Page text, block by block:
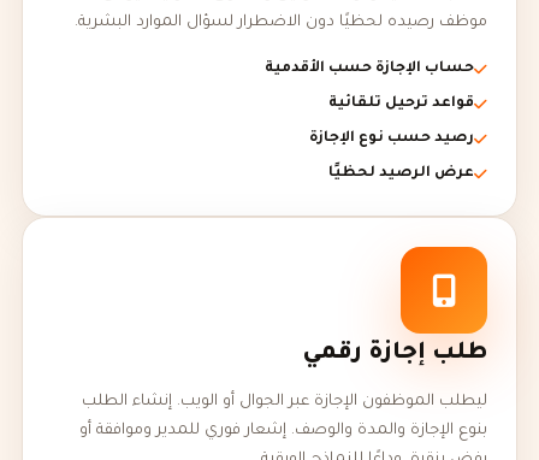
موظف رصيده لحظيًا دون الاضطرار لسؤال الموارد البشرية.
حساب الإجازة حسب الأقدمية
قواعد ترحيل تلقائية
رصيد حسب نوع الإجازة
عرض الرصيد لحظيًا
طلب إجازة رقمي
ليطلب الموظفون الإجازة عبر الجوال أو الويب. إنشاء الطلب
بنوع الإجازة والمدة والوصف. إشعار فوري للمدير وموافقة أو